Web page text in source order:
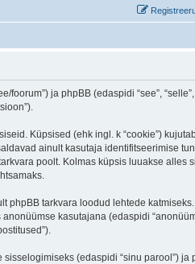
foorum”) ja phpBB (edaspidi “see”,
Küpsised (ehk ingl. k “cookie”)
ainult kasutaja identifitseerimise
poolt. Kolmas küpsis luuakse alles
phpBB tarkvara loodud lehtede
kasutajana (edaspidi
(edaspidi “sinu parool”) ja